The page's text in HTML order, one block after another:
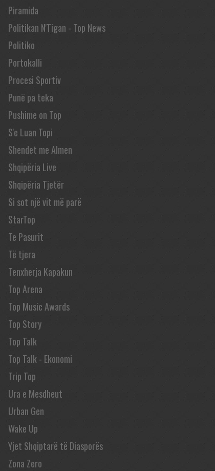
Piramida
Politikan N'Tigan - Top News
Politiko
Portokalli
Procesi Sportiv
Punë pa teka
Pushime on Top
S'e Luan Topi
Shendet me Almen
Shqipëria Live
Shqipëria Tjetër
Si sot një vit më parë
StarTop
Te Pasurit
Të tjera
Tenxherja Kapakun
Top Arena
Top Music Awards
Top Story
Top Talk
Top Talk - Ekonomi
Trip Top
Ura e Mesdheut
Urban Gen
Wake Up
Yjet Shqiptarë të Diasporës
Zona Zero